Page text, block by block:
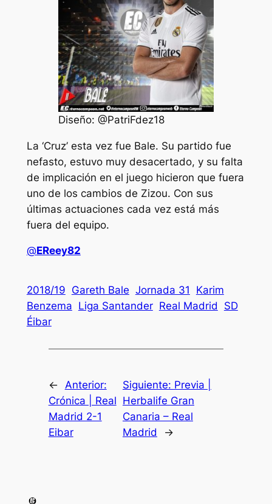
Diseño: @PatriFdez18
La ‘Cruz’ esta vez fue Bale. Su partido fue
nefasto, estuvo muy desacertado, y su falta
de implicación en el juego hicieron que fuera
uno de los cambios de Zizou. Con sus
últimas actuaciones cada vez está más
fuera del equipo.
@EReey82
2018/19 Gareth Bale Jornada 31
Karim
Benzema Liga Santander Real Madrid
SD
Éibar
← Anterior:
Crónica | Real
Madrid 2-1
Eibar
Siguiente: Previa |
Herbalife Gran
Canaria – Real
Madrid
→